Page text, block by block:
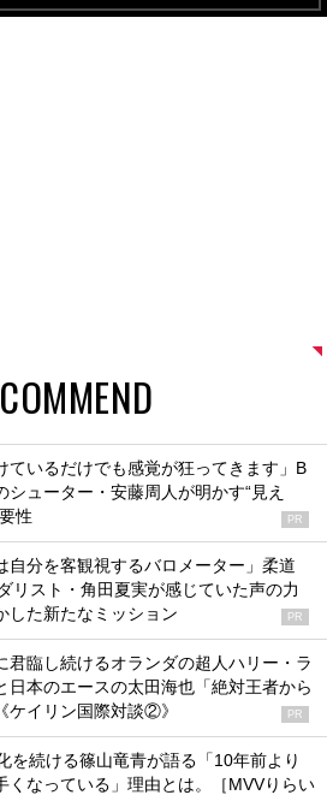
ているだけでも感覚が狂ってきます」B
シューター・安藤周人が明かす“見え
性
PR
自分を客観視するバロメーター」柔道
リスト・角田夏実が感じていた声の力
した新たなミッション
PR
君臨し続けるオランダの超人ハリー・ラ
日本のエースの太田海也「絶対王者から
ケイリン国際対談②》
PR
を続ける篠山竜青が語る「10年前より
くなっている」理由とは。［MVVりらい